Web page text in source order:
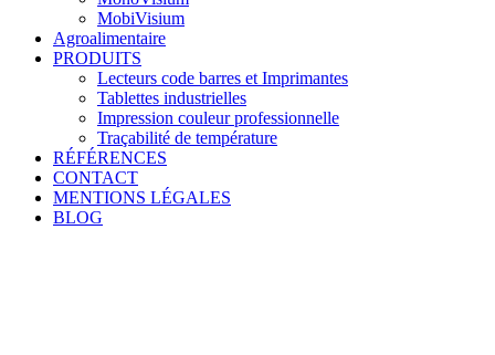
MobiVisium
Agroalimentaire
PRODUITS
Lecteurs code barres et Imprimantes
Tablettes industrielles
Impression couleur professionnelle
Traçabilité de température
RÉFÉRENCES
CONTACT
MENTIONS LÉGALES
BLOG